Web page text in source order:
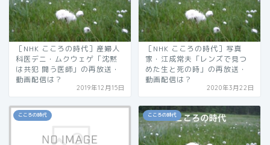
［NHK こころの時代］産婦人
科医デニ・ムクウェゲ「沈黙
は共犯 闘う医師」の再放送・
動画配信は？
2019年12月15日
［NHK こころの時代］写真
家・江成常夫「レンズで見つ
めた生と死の時」の再放送・
動画配信は？
2020年3月22日
こころの時代 こころの時代